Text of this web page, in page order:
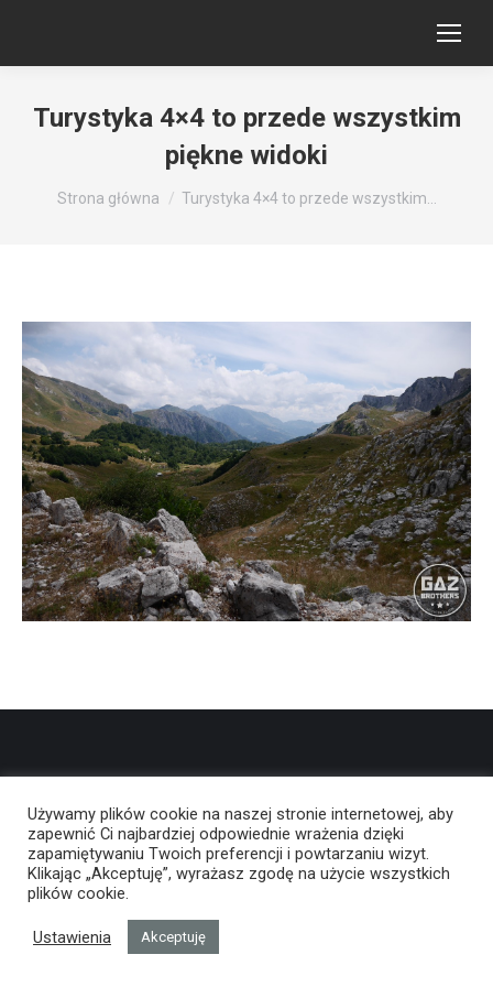
Turystyka 4×4 to przede wszystkim
piękne widoki
Jesteś tutaj:
Strona główna Turystyka 4×4 to przede wszystkim…
Używamy plików cookie na naszej stronie internetowej, aby
zapewnić Ci najbardziej odpowiednie wrażenia dzięki
zapamiętywaniu Twoich preferencji i powtarzaniu wizyt.
Klikając „Akceptuję”, wyrażasz zgodę na użycie wszystkich
plików cookie.
Ustawienia Akceptuję